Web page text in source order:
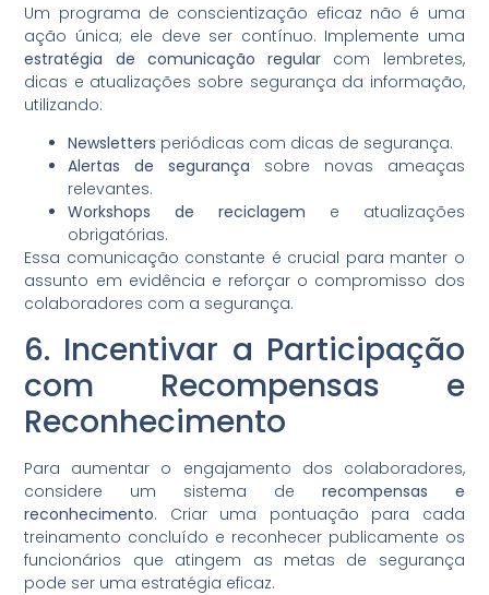
Um programa de conscientização eficaz não é uma
ação única; ele deve ser contínuo. Implemente uma
estratégia de comunicação regular com lembretes,
dicas e atualizações sobre segurança da informação,
utilizando:
Newsletters periódicas com dicas de segurança.
Alertas de segurança sobre novas ameaças
relevantes.
Workshops de reciclagem e atualizações
obrigatórias.
Essa comunicação constante é crucial para manter o
assunto em evidência e reforçar o compromisso dos
colaboradores com a segurança.
6. Incentivar a Participação
com Recompensas e
Reconhecimento
Para aumentar o engajamento dos colaboradores,
considere um sistema de recompensas e
reconhecimento. Criar uma pontuação para cada
treinamento concluído e reconhecer publicamente os
funcionários que atingem as metas de segurança
pode ser uma estratégia eficaz.